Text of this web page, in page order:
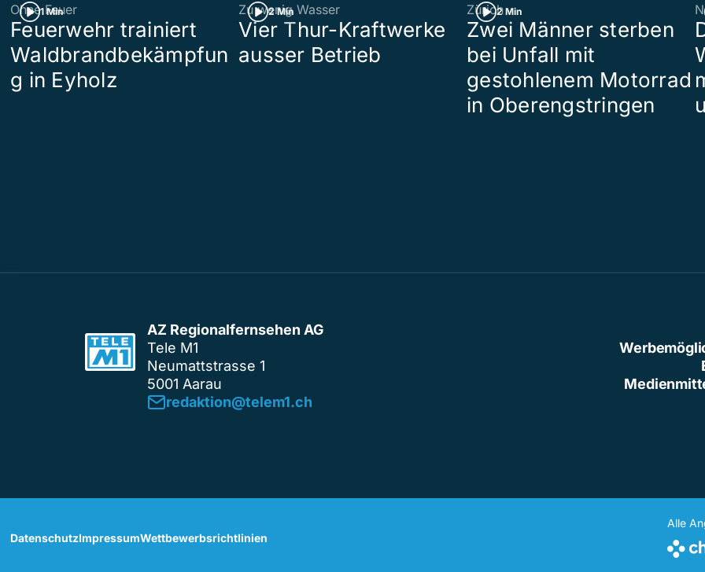
1 Min
Ohne Feuer
Feuerwehr trainiert
Waldbrandbekämpfun
g in Eyholz
2 Min
Zu wenig Wasser
Vier Thur-Kraftwerke
ausser Betrieb
2 Min
Zürich
Zwei Männer sterben
bei Unfall mit
gestohlenem Motorrad
in Oberengstringen
AZ Regionalfernsehen AG
Tele M1
Neumattstrasse 1
5001 Aarau
redaktion@telem1.ch
DatenschutzImpressumWettbewerbsrichtlinien
Alle